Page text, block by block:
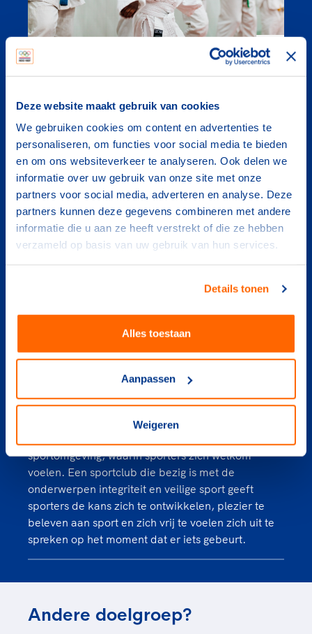
Deze website maakt gebruik van cookies
We gebruiken cookies om content en advertenties te
personaliseren, om functies voor social media te bieden
en om ons websiteverkeer te analyseren. Ook delen we
informatie over uw gebruik van onze site met onze
partners voor social media, adverteren en analyse. Deze
partners kunnen deze gegevens combineren met andere
informatie die u aan ze heeft verstrekt of die ze hebben
verzameld op basis van uw gebruik van hun services.
Details tonen
Alles toestaan
Aanpassen
Weigeren
Een inclusieve en positieve sportcultuur in een
sportclub komt vaak niet vanzelf. Het vraagt om
bestuurders en rolmodellen binnen een club die
erin geloven, grenzen opzoeken, risico’s nemen,
experimenteren en durven om te gaan met
verschillen.
sportomgeving, waarin sporters zich welkom
voelen. Een sportclub die bezig is met de
onderwerpen integriteit en veilige sport geeft
sporters de kans zich te ontwikkelen, plezier te
beleven aan sport en zich vrij te voelen zich uit te
spreken op het moment dat er iets gebeurt.
Andere doelgroep?